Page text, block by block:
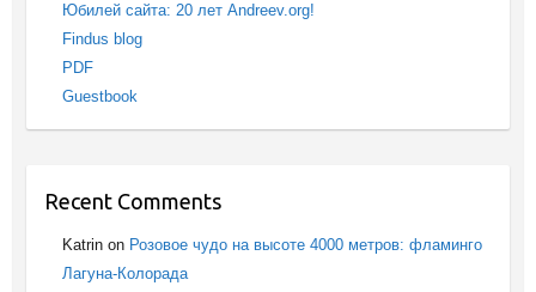
Юбилей сайта: 20 лет Andreev.org!
Findus blog
PDF
Guestbook
Recent Comments
Katrinon Розовое чудо на высоте 4000 метров: фламинго
Лагуна-Колорада